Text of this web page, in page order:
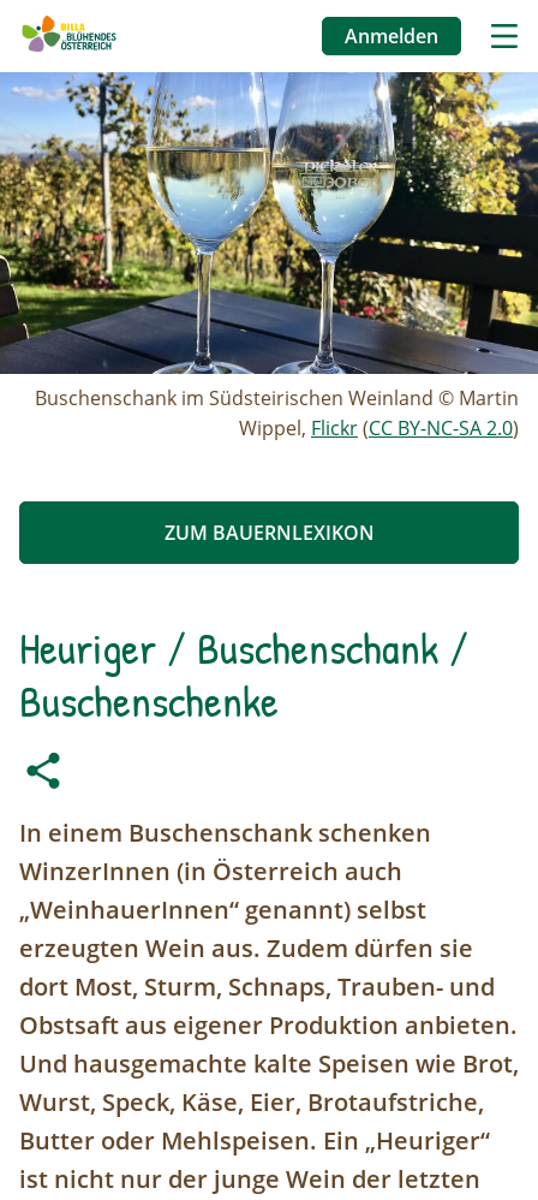
Direkt
zum
Inhalt
Benutzermenü
Anmelden
Image
Buschenschank im Südsteirischen Weinland © Martin
Wippel, Flickr(CC BY-NC-SA 2.0)
ZUM BAUERNLEXIKON
Heuriger / Buschenschank /
Buschenschenke
In einem Buschenschank schenken
WinzerInnen (in Österreich auch
„WeinhauerInnen“ genannt) selbst
erzeugten Wein aus. Zudem dürfen sie
dort Most, Sturm, Schnaps, Trauben- und
Obstsaft aus eigener Produktion anbieten.
Und hausgemachte kalte Speisen wie Brot,
Wurst, Speck, Käse, Eier, Brotaufstriche,
Butter oder Mehlspeisen. Ein „Heuriger“
ist nicht nur der junge Wein der letzten